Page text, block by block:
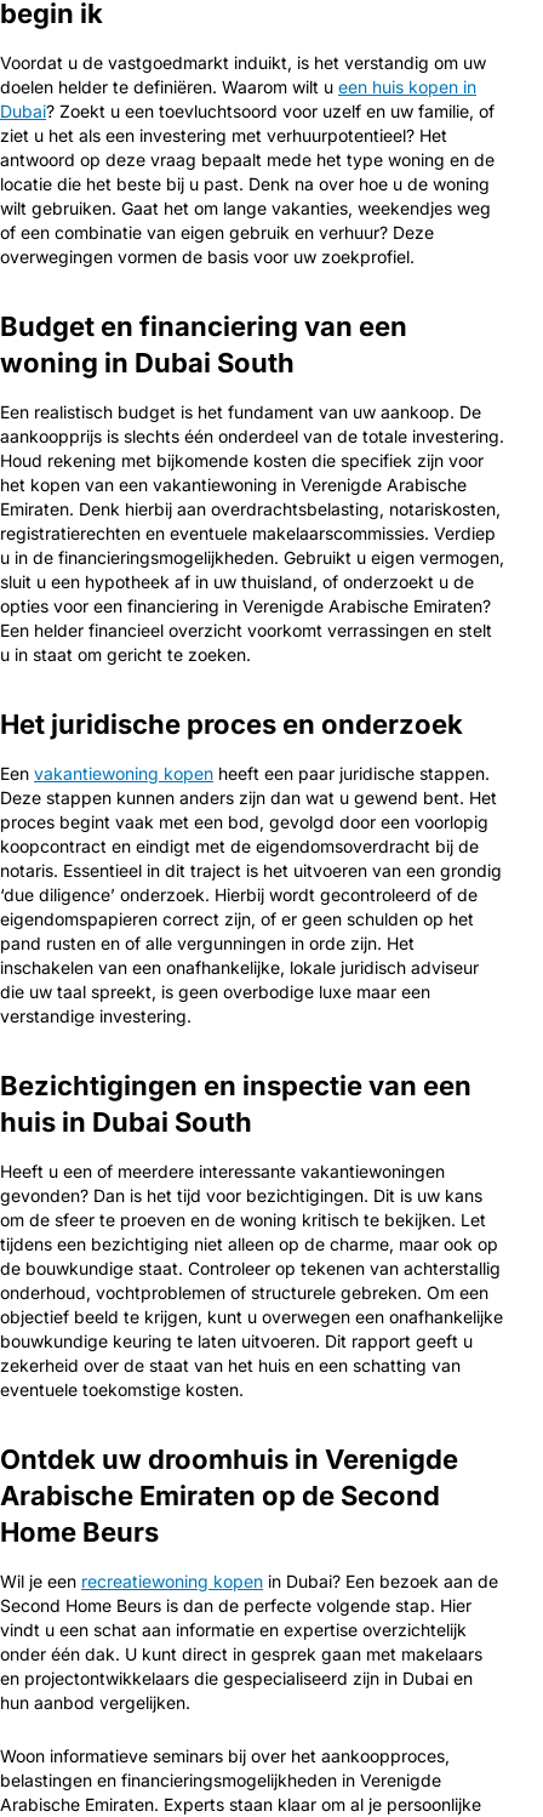
begin ik
Voordat u de vastgoedmarkt induikt, is het verstandig om uw
doelen helder te definiëren. Waarom wilt u een huis kopen in
Dubai? Zoekt u een toevluchtsoord voor uzelf en uw familie, of
ziet u het als een investering met verhuurpotentieel? Het
antwoord op deze vraag bepaalt mede het type woning en de
locatie die het beste bij u past. Denk na over hoe u de woning
wilt gebruiken. Gaat het om lange vakanties, weekendjes weg
of een combinatie van eigen gebruik en verhuur? Deze
overwegingen vormen de basis voor uw zoekprofiel.
Budget en financiering van een
woning in Dubai South
Een realistisch budget is het fundament van uw aankoop. De
aankoopprijs is slechts één onderdeel van de totale investering.
Houd rekening met bijkomende kosten die specifiek zijn voor
het kopen van een vakantiewoning in Verenigde Arabische
Emiraten. Denk hierbij aan overdrachtsbelasting, notariskosten,
registratierechten en eventuele makelaarscommissies. Verdiep
u in de financieringsmogelijkheden. Gebruikt u eigen vermogen,
sluit u een hypotheek af in uw thuisland, of onderzoekt u de
opties voor een financiering in Verenigde Arabische Emiraten?
Een helder financieel overzicht voorkomt verrassingen en stelt
u in staat om gericht te zoeken.
Het juridische proces en onderzoek
Een vakantiewoning kopen heeft een paar juridische stappen.
Deze stappen kunnen anders zijn dan wat u gewend bent. Het
proces begint vaak met een bod, gevolgd door een voorlopig
koopcontract en eindigt met de eigendomsoverdracht bij de
notaris. Essentieel in dit traject is het uitvoeren van een grondig
‘due diligence’ onderzoek. Hierbij wordt gecontroleerd of de
eigendomspapieren correct zijn, of er geen schulden op het
pand rusten en of alle vergunningen in orde zijn. Het
inschakelen van een onafhankelijke, lokale juridisch adviseur
die uw taal spreekt, is geen overbodige luxe maar een
verstandige investering.
Bezichtigingen en inspectie van een
huis in Dubai South
Heeft u een of meerdere interessante vakantiewoningen
gevonden? Dan is het tijd voor bezichtigingen. Dit is uw kans
om de sfeer te proeven en de woning kritisch te bekijken. Let
tijdens een bezichtiging niet alleen op de charme, maar ook op
de bouwkundige staat. Controleer op tekenen van achterstallig
onderhoud, vochtproblemen of structurele gebreken. Om een
objectief beeld te krijgen, kunt u overwegen een onafhankelijke
bouwkundige keuring te laten uitvoeren. Dit rapport geeft u
zekerheid over de staat van het huis en een schatting van
eventuele toekomstige kosten.
Ontdek uw droomhuis in Verenigde
Arabische Emiraten op de Second
Home Beurs
Wil je een recreatiewoning kopen in Dubai? Een bezoek aan de
Second Home Beurs is dan de perfecte volgende stap. Hier
vindt u een schat aan informatie en expertise overzichtelijk
onder één dak. U kunt direct in gesprek gaan met makelaars
en projectontwikkelaars die gespecialiseerd zijn in Dubai en
hun aanbod vergelijken.
Woon informatieve seminars bij over het aankoopproces,
belastingen en financieringsmogelijkheden in Verenigde
Arabische Emiraten. Experts staan klaar om al je persoonlijke